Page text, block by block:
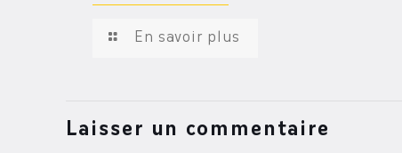
En savoir plus
Laisser un commentaire